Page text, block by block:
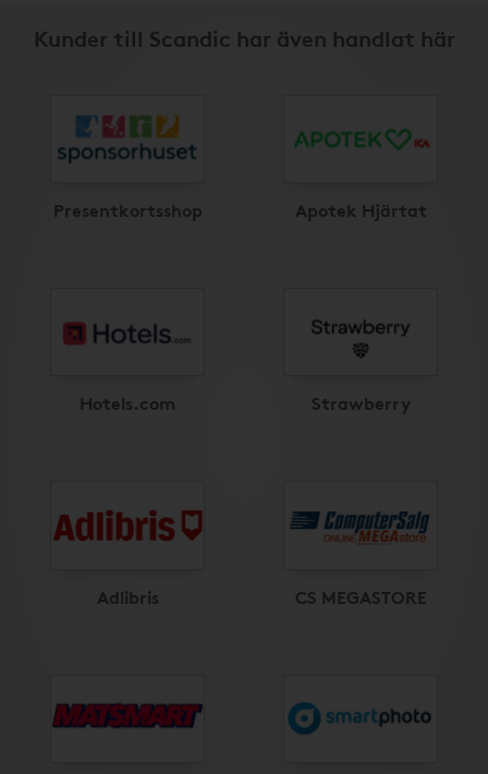
Kunder till Scandic har även handlat här
Presentkortsshop Apotek Hjärtat
Hotels.com Strawberry
Adlibris CS MEGASTORE